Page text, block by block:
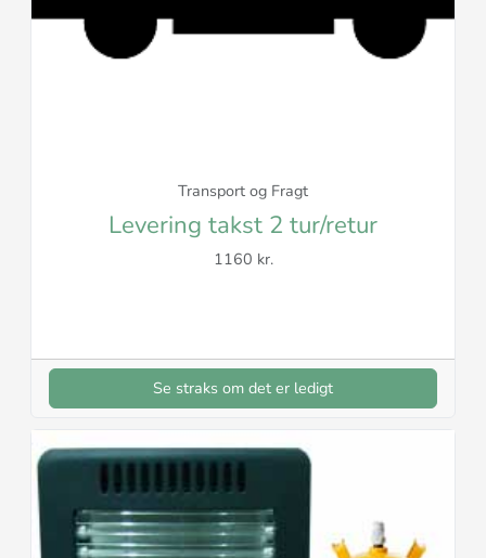
Transport og Fragt
Levering takst 2 tur/retur
1160 kr.
Se straks om det er ledigt